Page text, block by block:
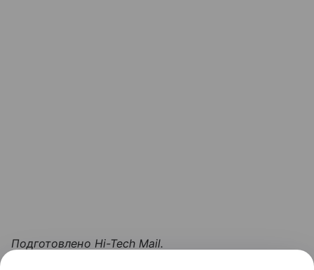
Подготовлено Hi-Tech Mail.